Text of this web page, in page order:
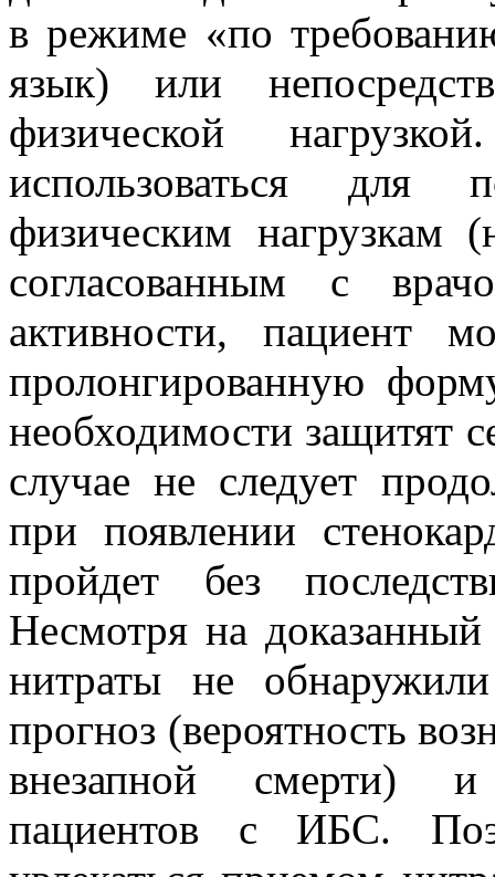
в режиме «по
язык) или
физической
использоваться для
физическим нагрузкам
согласованным с
активности, пациент
пролонгированную
необходимости защитят
случае не следует
при появлении
пройдет без
Несмотря на доказанный
нитраты не
прогноз (вероятность
внезапной смерти) и
пациентов с ИБС.